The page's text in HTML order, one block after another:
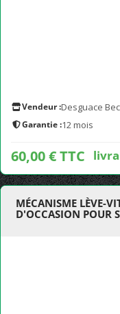
Vendeur :Desguace
Garantie :12 mois
60,00 € TTC
MÉCANISME LÈVE-
D'OCCASION POUR